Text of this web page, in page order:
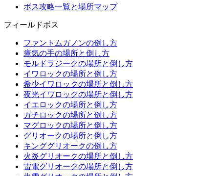
ボス攻略一覧と場所マップ
フィールドボス
ファントムガノンの倒し方
瘴気の手の場所と倒し方
モルドラジークの場所と倒し方
イワロックの場所と倒し方
希少イワロックの場所と倒し方
夜光イワロックの場所と倒し方
イエロックの場所と倒し方
ガチロックの場所と倒し方
マグロックの場所と倒し方
グリオークの場所と倒し方
キンググリオークの倒し方
火炎グリオークの場所と倒し方
雷電グリオークの場所と倒し方